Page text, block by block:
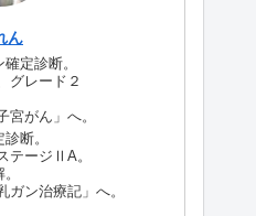
ん
定診断。
グレード２
宮がん」へ。
断。
テージⅡA。
ガン治療記」へ。